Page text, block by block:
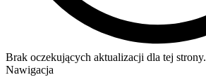
Brak oczekujących aktualizacji dla tej strony.
Nawigacja